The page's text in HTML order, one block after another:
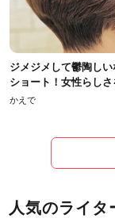
ジメジメして鬱陶し
ショート！女性らし
かえで
人気のライタ